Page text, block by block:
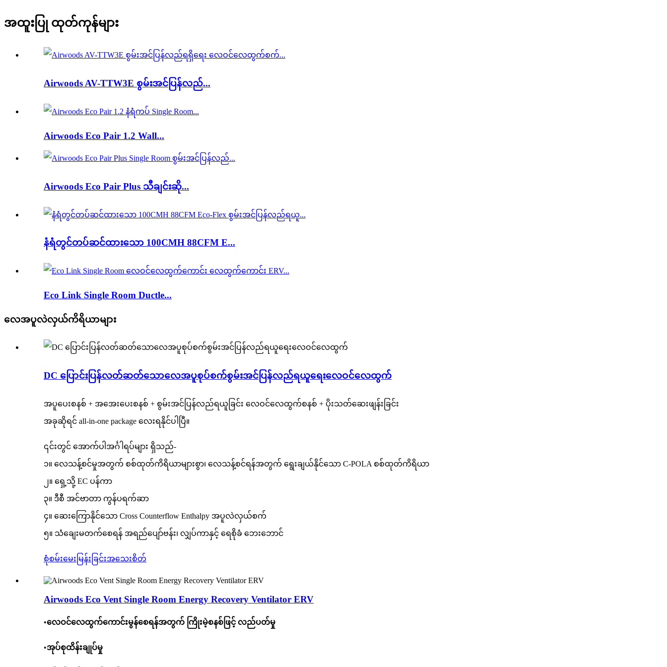
အထူးပြု ထုတ်ကုန်များ
Airwoods AV-TTW3E စွမ်းအင်ပြန်လည်...
Airwoods Eco Pair 1.2 Wall...
Airwoods Eco Pair Plus သီချင်းဆို...
နံရံတွင်တပ်ဆင်ထားသော 100CMH 88CFM E...
Eco Link Single Room Ductle...
လေအပူလဲလှယ်ကိရိယာများ
DC ပြောင်းပြန်လတ်ဆတ်သောလေအပူစုပ်စက်စွမ်းအင်ပြန်လည်ရယူရေးလေဝင်လေထွက်
အပူပေးစနစ် + အအေးပေးစနစ် + စွမ်းအင်ပြန်လည်ရယူခြင်း လေဝင်လေထွက်စနစ် + ပိုးသတ်ဆေးဖျန်းခြင်း
အခုဆိုရင် all-in-one package လေးရနိုင်ပါပြီ။
၎င်းတွင် အောက်ပါအင်္ဂါရပ်များ ရှိသည်-
၁။ လေသန့်စင်မှုအတွက် စစ်ထုတ်ကိရိယာများစွာ၊ လေသန့်စင်ရန်အတွက် ရွေးချယ်နိုင်သော C-POLA စစ်ထုတ်ကိရိယာ
၂။ ရှေ့သို့ EC ပန်ကာ
၃။ ဒီစီ အင်ဗာတာ ကွန်ပရက်ဆာ
၄။ ဆေးကြောနိုင်သော Cross Counterflow Enthalpy အပူလဲလှယ်စက်
၅။ သံချေးမတက်စေရန် အရည်ပျော်ဗန်း၊ လျှပ်ကာနှင့် ရေစိုခံ ဘေးဘောင်
စုံစမ်းမေးမြန်းခြင်းအသေးစိတ်
Airwoods Eco Vent Single Room Energy Recovery Ventilator ERV
•လေဝင်လေထွက်ကောင်းမွန်စေရန်အတွက် ကြိုးမဲ့စနစ်ဖြင့် လည်ပတ်မှု
•အုပ်စုထိန်းချုပ်မှု